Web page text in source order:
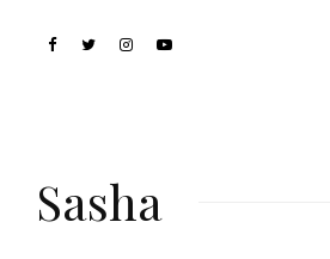
Sasha